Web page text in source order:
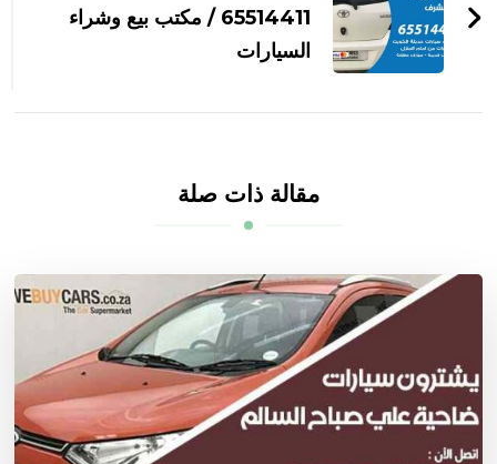
65514411 / مكتب بيع وشراء
السيارات
مقالة ذات صلة